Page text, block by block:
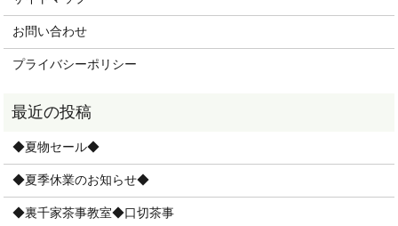
お問い合わせ
プライバシーポリシー
◆夏物セール◆
◆夏季休業のお知らせ◆
◆裏千家茶事教室◆口切茶事